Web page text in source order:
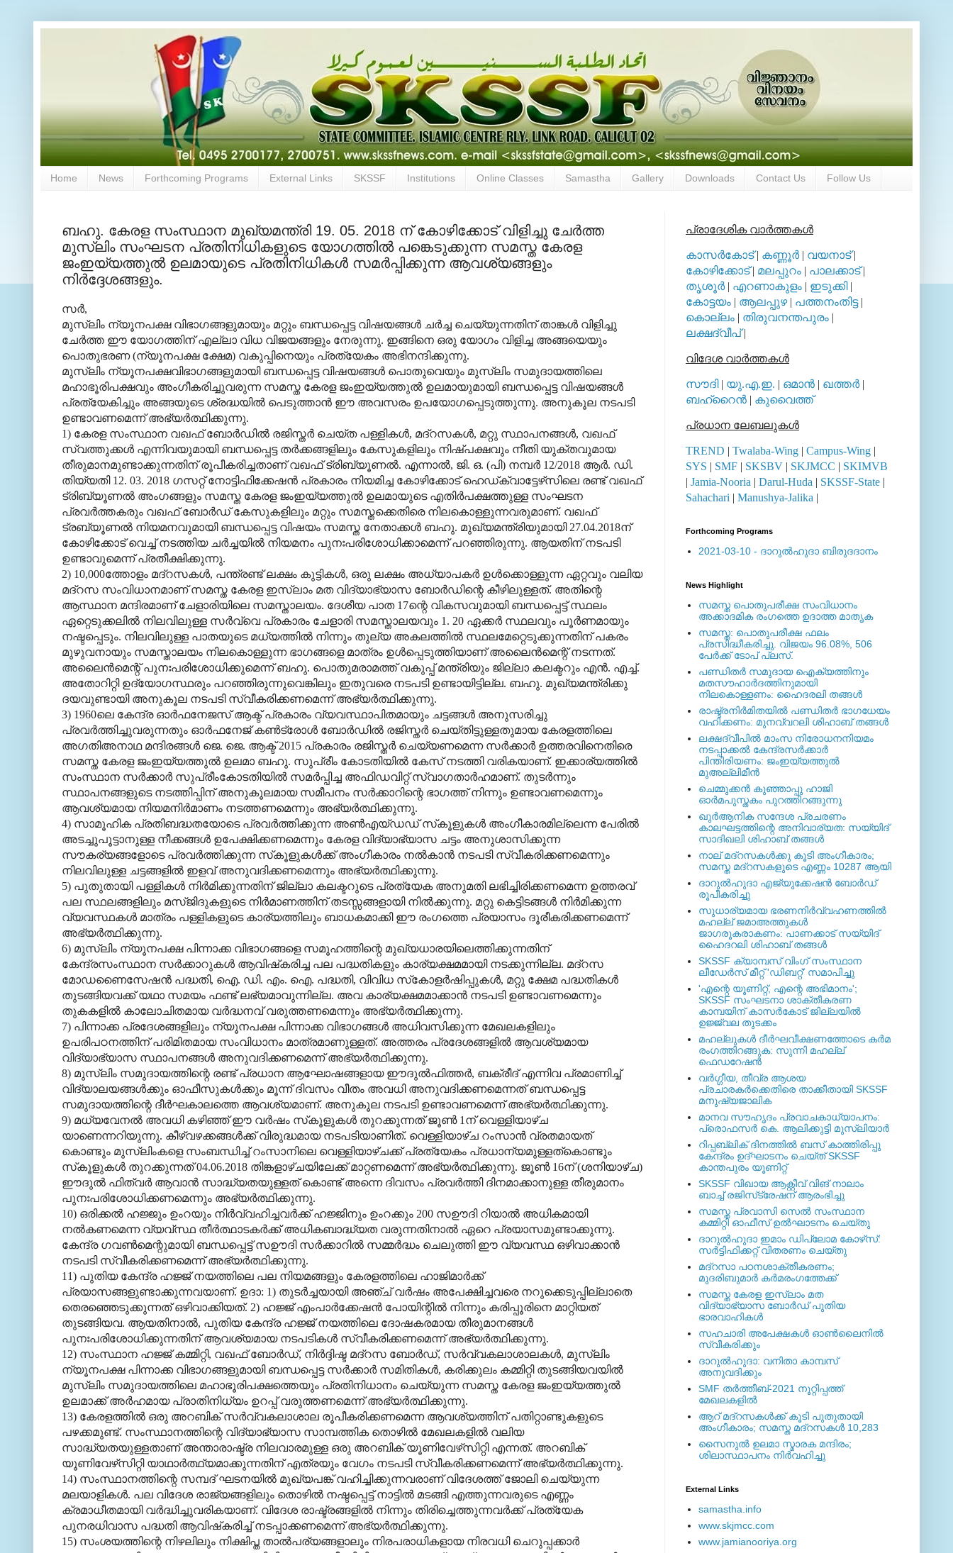
Home News Forthcoming Programs External Links SKSSF Institutions Online Classes Samastha Gallery Downloads Contact Us Follow Us
ബഹു. കേരള സംസ്ഥാന മുഖ്യമന്ത്രി 19. 05. 2018 ന് കോഴിക്കോട് വിളിച്ചു ചേര്‍ത്ത
മുസ്‌ലിം സംഘടന പ്രതിനിധികളുടെ യോഗത്തില്‍ പങ്കെടുക്കുന്ന സമസ്ത കേരള
ജംഇയ്യത്തുല്‍ ഉലമായുടെ പ്രതിനിധികള്‍ സമര്‍പ്പിക്കുന്ന ആവശ്യങ്ങളും
നിര്‍ദ്ദേശങ്ങളും.
സര്‍,
മുസ്‌ലിം ന്യൂനപക്ഷ വിഭാഗങ്ങളുമായും മറ്റും ബന്ധപ്പെട്ട വിഷയങ്ങള്‍ ചര്‍ച്ച ചെയ്യുന്നതിന് താങ്കള്‍ വിളിച്ചു
ചേര്‍ത്ത ഈ യോഗത്തിന് എല്ലാ വിധ വിജയങ്ങളും നേരുന്നു. ഇങ്ങിനെ ഒരു യോഗം വിളിച്ച അങ്ങയെയും
പൊതുഭരണ (ന്യൂനപക്ഷ ക്ഷേമ) വകുപ്പിനെയും പ്രത്യേകം അഭിനന്ദിക്കുന്നു.
മുസ്‌ലിം ന്യൂനപക്ഷവിഭാഗങ്ങളുമായി ബന്ധപ്പെട്ട വിഷയങ്ങള്‍ പൊതുവെയും മുസ്‌ലിം സമുദായത്തിലെ
മഹാഭൂരിപക്ഷവും അംഗീകരിച്ചുവരുന്ന സമസ്ത കേരള ജംഇയ്യത്തുല്‍ ഉലമായുമായി ബന്ധപ്പെട്ട വിഷയങ്ങള്‍
പ്രത്യേകിച്ചും അങ്ങയുടെ ശ്രദ്ധയില്‍ പെടുത്താന്‍ ഈ അവസരം ഉപയോഗപ്പെടുത്തുന്നു. അനുകൂല നടപടി
ഉണ്ടാവണമെന്ന് അഭ്യര്‍ത്ഥിക്കുന്നു.
1) കേരള സംസ്ഥാന വഖഫ് ബോര്‍ഡില്‍ രജിസ്തര്‍ ചെയ്ത പള്ളികള്‍, മദ്‌റസകള്‍, മറ്റു സ്ഥാപനങ്ങള്‍, വഖഫ്
സ്വത്തുക്കള്‍ എന്നിവയുമായി ബന്ധപ്പെട്ട തര്‍ക്കങ്ങളിലും കേസുകളിലും നിഷ്പക്ഷവും നീതി യുക്തവുമായ
തീരുമാനമുണ്ടാക്കുന്നതിന് രൂപീകരിച്ചതാണ് വഖഫ് ട്രിബ്യൂണല്‍. എന്നാല്‍, ജി. ഒ. (പി) നമ്പര്‍ 12/2018 ആര്‍. ഡി.
തിയ്യതി 12. 03. 2018 ഗസറ്റ് നോട്ടിഫിക്കേഷന്‍ പ്രകാരം നിയമിച്ച കോഴിക്കോട് ഹെഡ്ക്വാട്ടേഴ്‌സിലെ രണ്ട് വഖഫ്
ട്രിബ്യൂണല്‍ അംഗങ്ങളും സമസ്ത കേരള ജംഇയ്യത്തുല്‍ ഉലമായുടെ എതിര്‍പക്ഷത്തുള്ള സംഘടന
പ്രവര്‍ത്തകരും വഖഫ് ബോര്‍ഡ് കേസുകളിലും മറ്റും സമസ്തക്കെതിരെ നിലകൊള്ളുന്നവരുമാണ്. വഖഫ്
ട്രബ്യൂണല്‍ നിയമനവുമായി ബന്ധപ്പെട്ട വിഷയം സമസ്ത നേതാക്കള്‍ ബഹു. മുഖ്യമന്ത്രിയുമായി 27.04.2018ന്
കോഴിക്കോട് വെച്ച് നടത്തിയ ചര്‍ച്ചയില്‍ നിയമനം പുനഃപരിശോധിക്കാമെന്ന് പറഞ്ഞിരുന്നു. ആയതിന് നടപടി
ഉണ്ടാവുമെന്ന് പ്രതീക്ഷിക്കുന്നു.
2) 10,000ത്തോളം മദ്‌റസകള്‍, പന്ത്രണ്ട് ലക്ഷം കുട്ടികള്‍, ഒരു ലക്ഷം അധ്യാപകര്‍ ഉള്‍ക്കൊള്ളുന്ന ഏറ്റവും വലിയ
മദ്‌റസ സംവിധാനമാണ് സമസ്ത കേരള ഇസ്‌ലാം മത വിദ്യാഭ്യാസ ബോര്‍ഡിന്റെ കീഴിലുള്ളത്. അതിന്റെ
ആസ്ഥാന മന്ദിരമാണ് ചേളാരിയിലെ സമസ്താലയം. ദേശീയ പാത 17ന്റെ വികസവുമായി ബന്ധപ്പെട്ട് സ്ഥലം
ഏറ്റെടുക്കലില്‍ നിലവിലുള്ള സര്‍വ്വെ പ്രകാരം ചേളാരി സമസ്താലയവും 1. 20 ഏക്കര്‍ സ്ഥലവും പൂര്‍ണമായും
നഷ്ടപ്പെടും. നിലവിലുള്ള പാതയുടെ മധ്യത്തില്‍ നിന്നും തുല്യ അകലത്തില്‍ സ്ഥലമേറ്റെടുക്കുന്നതിന് പകരം
മുഴുവനായും സമസ്താലയം നിലകൊള്ളുന്ന ഭാഗങ്ങളെ മാത്രം ഉള്‍പ്പെടുത്തിയാണ് അലൈന്‍മെന്റ് നടന്നത്.
അലൈന്‍മെന്റ് പുനഃപരിശോധിക്കുമെന്ന് ബഹു. പൊതുമരാമത്ത് വകുപ്പ് മന്ത്രിയും ജില്ലാ കലക്ടറും എന്‍. എച്ച്.
അതോറിറ്റി ഉദ്യോഗസ്ഥരും പറഞ്ഞിരുന്നുവെങ്കിലും ഇതുവരെ നടപടി ഉണ്ടായിട്ടില്ല. ബഹു. മുഖ്യമന്ത്രിക്കു
ദയവുണ്ടായി അനുകൂല നടപടി സ്വീകരിക്കണമെന്ന് അഭ്യര്‍ത്ഥിക്കുന്നു.
3) 1960ലെ കേന്ദ്ര ഓര്‍ഫനേജസ് ആക്ട് പ്രകാരം വ്യവസ്ഥാപിതമായും ചട്ടങ്ങള്‍ അനുസരിച്ചു
പ്രവര്‍ത്തിച്ചുവരുന്നതും ഓര്‍ഫനേജ് കണ്‍ട്രോള്‍ ബോര്‍ഡില്‍ രജിസ്തര്‍ ചെയ്തിട്ടുള്ളതുമായ കേരളത്തിലെ
അഗതിഅനാഥ മന്ദിരങ്ങള്‍ ജെ. ജെ. ആക്ട് 2015 പ്രകാരം രജിസ്തര്‍ ചെയ്യണമെന്ന സര്‍ക്കാര്‍ ഉത്തരവിനെതിരെ
സമസ്ത കേരള ജംഇയ്യത്തുല്‍ ഉലമാ ബഹു. സുപ്രീം കോടതിയില്‍ കേസ് നടത്തി വരികയാണ്. ഇക്കാര്യത്തില്‍
സംസ്ഥാന സര്‍ക്കാര്‍ സുപ്രീംകോടതിയില്‍ സമര്‍പ്പിച്ച അഫിഡവിറ്റ് സ്വാഗതാര്‍ഹമാണ്. തുടര്‍ന്നും
സ്ഥാപനങ്ങളുടെ നടത്തിപ്പിന് അനുകൂലമായ സമീപനം സര്‍ക്കാറിന്റെ ഭാഗത്ത് നിന്നും ഉണ്ടാവണമെന്നും
ആവശ്യമായ നിയമനിര്‍മാണം നടത്തണമെന്നും അഭ്യര്‍ത്ഥിക്കുന്നു.
4) സാമൂഹിക പ്രതിബദ്ധതയോടെ പ്രവര്‍ത്തിക്കുന്ന അണ്‍എയ്ഡഡ് സ്‌കൂളുകള്‍ അംഗീകാരമില്ലെന്ന പേരില്‍
അടച്ചുപൂട്ടാനുള്ള നീക്കങ്ങള്‍ ഉപേക്ഷിക്കണമെന്നും കേരള വിദ്യാഭ്യാസ ചട്ടം അനുശാസിക്കുന്ന
സൗകര്യങ്ങളോടെ പ്രവര്‍ത്തിക്കുന്ന സ്‌കൂളുകള്‍ക്ക് അംഗീകാരം നല്‍കാന്‍ നടപടി സ്വീകരിക്കണമെന്നും
നിലവിലുള്ള ചട്ടങ്ങളില്‍ ഇളവ് അനുവദിക്കണമെന്നും അഭ്യര്‍ത്ഥിക്കുന്നു.
5) പുതുതായി പള്ളികള്‍ നിര്‍മിക്കുന്നതിന് ജില്ലാ കലക്ടറുടെ പ്രത്യേക അനുമതി ലഭിച്ചിരിക്കണമെന്ന ഉത്തരവ്
പല സ്ഥലങ്ങളിലും മസ്ജിദുകളുടെ നിര്‍മാണത്തിന് തടസ്സങ്ങളായി നില്‍ക്കുന്നു. മറ്റു കെട്ടിടങ്ങള്‍ നിര്‍മിക്കുന്ന
വ്യവസ്ഥകള്‍ മാത്രം പള്ളികളുടെ കാര്യത്തിലും ബാധകമാക്കി ഈ രംഗത്തെ പ്രയാസം ദൂരീകരിക്കണമെന്ന്
അഭ്യര്‍ത്ഥിക്കുന്നു.
6) മുസ്‌ലിം ന്യൂനപക്ഷ പിന്നാക്ക വിഭാഗങ്ങളെ സമൂഹത്തിന്റെ മുഖ്യധാരയിലെത്തിക്കുന്നതിന്
കേന്ദ്രസംസ്ഥാന സര്‍ക്കാറുകള്‍ ആവിഷ്‌കരിച്ച പല പദ്ധതികളും കാര്യക്ഷമമായി നടക്കുന്നില്ല. മദ്‌റസ
മോഡണൈസേഷന്‍ പദ്ധതി, ഐ. ഡി. എം. ഐ. പദ്ധതി, വിവിധ സ്‌കോളര്‍ഷിപ്പുകള്‍, മറ്റു ക്ഷേമ പദ്ധതികള്‍
തുടങ്ങിയവക്ക് യഥാ സമയം ഫണ്ട് ലഭ്യമാവുന്നില്ല. അവ കാര്യക്ഷമമാക്കാന്‍ നടപടി ഉണ്ടാവണമെന്നും
തുകകളില്‍ കാലോചിതമായ വര്‍ദ്ധനവ് വരുത്തണമെന്നും അഭ്യര്‍ത്ഥിക്കുന്നു.
7) പിന്നാക്ക പ്രദേശങ്ങളിലും ന്യൂനപക്ഷ പിന്നാക്ക വിഭാഗങ്ങള്‍ അധിവസിക്കുന്ന മേഖലകളിലും
ഉപരിപഠനത്തിന് പരിമിതമായ സംവിധാനം മാത്രമാണുള്ളത്. അത്തരം പ്രദേശങ്ങളില്‍ ആവശ്യമായ
വിദ്യാഭ്യാസ സ്ഥാപനങ്ങള്‍ അനുവദിക്കണമെന്ന് അഭ്യര്‍ത്ഥിക്കുന്നു.
8) മുസ്‌ലിം സമുദായത്തിന്റെ രണ്ട് പ്രധാന ആഘോഷങ്ങളായ ഈദുല്‍ഫിത്തര്‍, ബക്രീദ് എന്നിവ പ്രമാണിച്ച്
വിദ്യാലയങ്ങള്‍ക്കും ഓഫീസുകള്‍ക്കും മൂന്ന് ദിവസം വീതം അവധി അനുവദിക്കണമെന്നത് ബന്ധപ്പെട്ട
സമുദായത്തിന്റെ ദീര്‍ഘകാലത്തെ ആവശ്യമാണ്. അനുകൂല നടപടി ഉണ്ടാവണമെന്ന് അഭ്യര്‍ത്ഥിക്കുന്നു.
9) മധ്യവേനല്‍ അവധി കഴിഞ്ഞ് ഈ വര്‍ഷം സ്‌കൂളുകള്‍ തുറക്കുന്നത് ജൂണ്‍ 1ന് വെള്ളിയാഴ്ച
യാണെന്നറിയുന്നു. കീഴ്‌വഴക്കങ്ങള്‍ക്ക് വിരുദ്ധമായ നടപടിയാണിത്. വെള്ളിയാഴ്ച റംസാന്‍ വ്രതമായത്
കൊണ്ടും മുസ്‌ലിംകളെ സംബന്ധിച്ച് റംസാനിലെ വെള്ളിയാഴ്ചക്ക് പ്രത്യേകം പ്രധാന്യമുള്ളത്‌കൊണ്ടും
സ്‌കൂളുകള്‍ തുറക്കുന്നത് 04.06.2018 തിങ്കളാഴ്ചയിലേക്ക് മാറ്റണമെന്ന് അഭ്യര്‍ത്ഥിക്കുന്നു. ജൂണ്‍ 16ന് (ശനിയാഴ്ച)
ഈദുല്‍ ഫിത്വര്‍ ആവാന്‍ സാദ്ധ്യതയുള്ളത് കൊണ്ട് അന്നെ ദിവസം പ്രവര്‍ത്തി ദിനമാക്കാനുള്ള തീരുമാനം
പുനഃപരിശോധിക്കണമെന്നും അഭ്യര്‍ത്ഥിക്കുന്നു.
10) ഒരിക്കല്‍ ഹജ്ജും ഉംറയും നിര്‍വ്വഹിച്ചവര്‍ക്ക് ഹജ്ജിനും ഉംറക്കും 200 സഊദി റിയാല്‍ അധികമായി
നല്‍കണമെന്ന വ്യവ്സ്ഥ തീര്‍ത്ഥാടകര്‍ക്ക് അധികബാദ്ധ്യത വരുന്നതിനാല്‍ ഏറെ പ്രയാസമുണ്ടാക്കുന്നു.
കേന്ദ്ര ഗവണ്‍മെന്റുമായി ബന്ധപ്പെട്ട് സഊദി സര്‍ക്കാറില്‍ സമ്മര്‍ദ്ധം ചെലുത്തി ഈ വ്യവസ്ഥ ഒഴിവാക്കാന്‍
നടപടി സ്വീകരിക്കണമെന്ന് അഭ്യര്‍ത്ഥിക്കുന്നു.
11) പുതിയ കേന്ദ്ര ഹജ്ജ് നയത്തിലെ പല നിയമങ്ങളും കേരളത്തിലെ ഹാജിമാര്‍ക്ക്
പ്രയാസങ്ങളുണ്ടാക്കുന്നവയാണ്. ഉദാ: 1) തുടര്‍ച്ചയായി അഞ്ച് വര്‍ഷം അപേക്ഷിച്ചവരെ നറുക്കെടുപ്പില്ലാതെ
തെരഞ്ഞെടുക്കുന്നത് ഒഴിവാക്കിയത്. 2) ഹജ്ജ് എംപാര്‍ക്കേഷന്‍ പോയിന്റില്‍ നിന്നും കരിപ്പൂരിനെ മാറ്റിയത്
തുടങ്ങിയവ. ആയതിനാല്‍, പുതിയ കേന്ദ്ര ഹജ്ജ് നയത്തിലെ ദോഷകരമായ തീരുമാനങ്ങള്‍
പുനഃപരിശോധിക്കുന്നതിന് ആവശ്യമായ നടപടികള്‍ സ്വീകരിക്കണമെന്ന് അഭ്യര്‍ത്ഥിക്കുന്നു.
12) സംസ്ഥാന ഹജ്ജ് കമ്മിറ്റി, വഖഫ് ബോര്‍ഡ്, നിര്‍ദ്ദിഷ്ട മദ്‌റസ ബോര്‍ഡ്, സര്‍വ്വകലാശാലകള്‍, മുസ്‌ലിം
ന്യൂനപക്ഷ പിന്നാക്ക വിഭാഗങ്ങളുമായി ബന്ധപ്പെട്ട സര്‍ക്കാര്‍ സമിതികള്‍, കരിക്കുലം കമ്മിറ്റി തുടങ്ങിയവയില്‍
മുസ്‌ലിം സമുദായത്തിലെ മഹാഭൂരിപക്ഷത്തെയും പ്രതിനിധാനം ചെയ്യുന്ന സമസ്ത കേരള ജംഇയ്യത്തുല്‍
ഉലമാക്ക് അര്‍ഹമായ പ്രാതിനിധ്യം ഉറപ്പ് വരുത്തണമെന്ന് അഭ്യര്‍ത്ഥിക്കുന്നു.
13) കേരളത്തില്‍ ഒരു അറബിക് സര്‍വ്വകലാശാല രൂപീകരിക്കണമെന്ന ആവശ്യത്തിന് പതിറ്റാണ്ടുകളുടെ
പഴക്കമുണ്ട്. സംസ്ഥാനത്തിന്റെ വിദ്യാഭ്യാസ സാമ്പത്തിക തൊഴില്‍ മേഖലകളില്‍ വലിയ
സാദ്ധ്യതയുള്ളതാണ് അന്താരാഷ്ട്ര നിലവാരമുള്ള ഒരു അറബിക് യൂണിവേഴ്‌സിറ്റി എന്നത്. അറബിക്
യൂണിവേഴ്‌സിറ്റി യാഥാര്‍ത്ഥ്യമാക്കുന്നതിന് എത്രയും വേഗം നടപടി സ്വീകരിക്കണമെന്ന് അഭ്യര്‍ത്ഥിക്കുന്നു.
14) സംസ്ഥാനത്തിന്റെ സമ്പദ് ഘടനയില്‍ മുഖ്യപങ്ക് വഹിച്ചിക്കുന്നവരാണ് വിദേശത്ത് ജോലി ചെയ്യുന്ന
മലയാളികള്‍. പല വിദേശ രാജ്യങ്ങളിലും തൊഴില്‍ നഷ്ടപ്പെട്ട് നാട്ടില്‍ മടങ്ങി എത്തുന്നവരുടെ എണ്ണം
ക്രമാധീതമായി വര്‍ദ്ധിച്ചുവരികയാണ്. വിദേശ രാഷ്ട്രങ്ങളില്‍ നിന്നും തിരിച്ചെത്തുന്നവര്‍ക്ക് പ്രത്യേക
പുനരധിവാസ പദ്ധതി ആവിഷ്‌കരിച്ച് നടപ്പാക്കണമെന്ന് അഭ്യര്‍ത്ഥിക്കുന്നു.
15) സംശയത്തിന്റെ നിഴലിലും നിക്ഷിപ്ത താല്‍പര്യങ്ങളാലും നിരപരാധികളായ നിരവധി ചെറുപ്പക്കാര്‍
പ്രാദേശിക വാര്‍ത്തകള്‍
കാസര്‍കോട്| കണ്ണൂര്‍| വയനാട്|
കോഴിക്കോട്| മലപ്പുറം | പാലക്കാട്|
തൃശൂര്‍| എറണാകുളം | ഇടുക്കി|
കോട്ടയം | ആലപ്പുഴ| പത്തനംതിട്ട|
കൊല്ലം | തിരുവനന്തപുരം |
ലക്ഷദ്വീപ്|
വിദേശ വാര്‍ത്തകള്‍
സൗദി| യു.എ.ഇ. | ഒമാന്‍ | ഖത്തര്‍|
ബഹ്റൈന്‍ | കുവൈത്ത്
പ്രധാന ലേബലുകള്‍
TREND | Twalaba-Wing | Campus-Wing |
SYS | SMF | SKSBV | SKJMCC | SKIMVB
| Jamia-Nooria | Darul-Huda | SKSSF-State |
Sahachari | Manushya-Jalika |
Forthcoming Programs
2021-03-10 - ദാറുല്‍ഹുദാ ബിരുദദാനം
News Highlight
സമസ്ത പൊതുപരീക്ഷ സംവിധാനം
അക്കാദമിക രംഗത്തെ ഉദാത്ത മാതൃക
സമസ്ത: പൊതുപരീക്ഷ ഫലം
പ്രസിദ്ധീകരിച്ചു. വിജയം 96.08%, 506
പേര്‍ക്ക് ടോപ് പ്ലസ്.
പണ്ഡിതര്‍ സമുദായ ഐക്യത്തിനും
മതസൗഹാര്‍ദത്തിനുമായി
നിലകൊള്ളണം: ഹൈദരലി തങ്ങള്‍
രാഷ്ട്രനിര്‍മിതയില്‍ പണ്ഡിതര്‍ ഭാഗധേയം
വഹിക്കണം: മുനവ്വറലി ശിഹാബ് തങ്ങള്‍
ലക്ഷദ്വീപില്‍ മാംസ നിരോധനനിയമം
നടപ്പാക്കല്‍ കേന്ദ്രസര്‍ക്കാര്‍
പിന്തിരിയണം: ജംഇയ്യത്തുല്‍
മുഅല്ലിമീന്‍
ചെമ്മുക്കന്‍ കുഞ്ഞാപ്പു ഹാജി
ഓര്‍മപുസ്തകം പുറത്തിറങ്ങുന്നു
ഖുര്‍ആനിക സന്ദേശ പ്രചരണം
കാലഘട്ടത്തിന്റെ അനിവാര്യത: സയ്യിദ്
സാദിഖലി ശിഹാബ് തങ്ങള്‍
നാല് മദ്‌റസകള്‍ക്കു കൂടി അംഗീകാരം;
സമസ്ത മദ്‌റസകളുടെ എണ്ണം 10287 ആയി
ദാറുല്‍ഹുദാ എജ്യുക്കേഷന്‍ ബോര്‍ഡ്
രൂപീകരിച്ചു
സുധാര്യമായ ഭരണനിര്‍വ്വഹണത്തില്‍
മഹല്ല് ജമാഅത്തുകള്‍
ജാഗരൂകരാകണം: പാണക്കാട് സയ്യിദ്
ഹൈദറലി ശിഹാബ് തങ്ങള്‍
SKSSF ക്യാമ്പസ് വിംഗ് സംസ്ഥാന
ലീഡേർസ് മീറ്റ് 'ഡിബറ്റ്' സമാപിച്ചു
'എന്റെ യൂണിറ്റ്, എന്റെ അഭിമാനം';
SKSSF സംഘടനാ ശാക്തീകരണ
കാമ്പയിന് കാസര്‍കോട് ജില്ലയില്‍
ഉജ്ജ്വല തുടക്കം
മഹല്ലുകള്‍ ദീര്‍ഘവീക്ഷണത്തോടെ കര്‍മ
രംഗത്തിറങ്ങുക: സുന്നി മഹല്ല്
ഫെഡറേഷന്‍
വര്‍ഗ്ഗീയ, തീവ്ര ആശയ
പ്രചാരകര്‍ക്കെതിരെ താക്കീതായി SKSSF
മനുഷ്യജാലിക
മാനവ സൗഹൃദം പ്രവാചകാധ്യാപനം:
പ്രൊഫസർ കെ. ആലിക്കുട്ടി മുസ്ലിയാർ
റിപ്പബ്ലിക് ദിനത്തില്‍ ബസ് കാത്തിരിപ്പു
കേന്ദ്രം ഉദ്ഘാടനം ചെയ്ത്‌ SKSSF
കാന്തപുരം യൂണിറ്റ്
SKSSF വിഖായ ആക്റ്റീവ് വിങ് നാലാം
ബാച്ച് രജിസ്‌ട്രേഷന് ആരംഭിച്ചു
സമസ്ത പ്രവാസി സെല്‍ സംസ്ഥാന
കമ്മിറ്റി ഓഫീസ് ഉല്‍ഘാടനം ചെയ്തു
ദാറുല്‍ഹുദാ ഇമാം ഡിപ്ലോമ കോഴ്‌സ്:
സര്‍ട്ടിഫിക്കറ്റ് വിതരണം ചെയ്തു
മദ്‌റസാ പഠനശാക്തീകരണം;
മുദരിബുമാര്‍ കര്‍മരംഗത്തേക്ക്
സമസ്ത കേരള ഇസ്ലാം മത
വിദ്യാഭ്യാസ ബോര്‍ഡ് പുതിയ
ഭാരവാഹികള്‍
സഹചാരി അപേക്ഷകൾ ഓൺലൈനിൽ
സ്വീകരിക്കും
ദാറുല്‍ഹുദാ: വനിതാ കാമ്പസ്
അനുവദിക്കും
SMF തര്‍ത്തീബ്-2021 നൂറ്റിപ്പത്ത്
മേഖലകളില്‍
ആറ് മദ്റസകള്‍ക്ക് കൂടി പുതുതായി
അംഗീകാരം; സമസ്ത മദ്റസകള്‍ 10,283
സൈനുല്‍ ഉലമാ സ്മാരക മന്ദിരം;
ശിലാസ്ഥാപനം നിര്‍വഹിച്ചു
External ‎Links
samastha.info
www.skjmcc.com
www.jamianooriya.org